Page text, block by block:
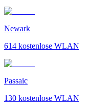
Newark
614 kostenlose WLAN
Passaic
130 kostenlose WLAN